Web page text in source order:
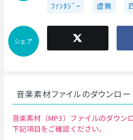
ﾌｧﾝﾀｼﾞｰ 虚無
シェア
音楽素材ファイルのダウンロ
音楽素材（MP3）ファイルのダウン
下記項目をご確認ください。